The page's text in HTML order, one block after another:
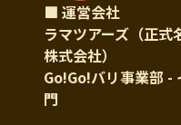
■ 運営会社
ラマツアーズ（正式
株式会社）
Go!Go!バリ事業部 -
門